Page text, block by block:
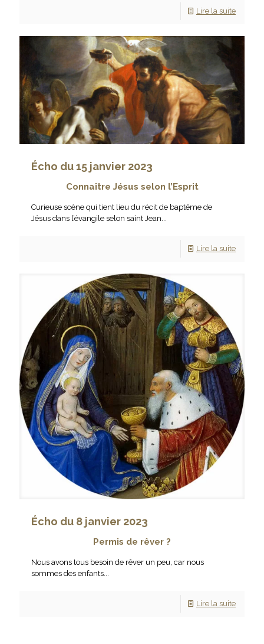
Lire la suite
Écho du 15 janvier 2023
Connaître Jésus selon l’Esprit
Curieuse scène qui tient lieu du récit de baptême de
Jésus dans l’évangile selon saint Jean...
Lire la suite
Écho du 8 janvier 2023
Permis de rêver ?
Nous avons tous besoin de rêver un peu, car nous
sommes des enfants...
Lire la suite